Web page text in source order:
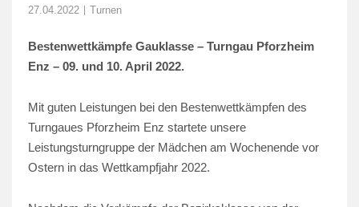
27.04.2022 Turnen
Bestenwettkämpfe Gauklasse – Turngau Pforzheim
Enz – 09. und 10. April 2022.
Mit guten Leistungen bei den Bestenwettkämpfen des
Turngaues Pforzheim Enz startete unsere
Leistungsturngruppe der Mädchen am Wochenende vor
Ostern in das Wettkampfjahr 2022.